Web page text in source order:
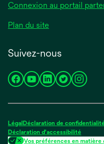
Connexion au portail
Plan du site
Suivez-nous
s’ouvre
nouvel
onglet
s’ouvre
nouvel
onglet
s’ouvre
nouvel
onglet
s’ouvre
nouvel
onglet
s’ouvre
nouvel
onglet
Légal Déclaration de
Déclaration d'accessibilité
Vos préférences en